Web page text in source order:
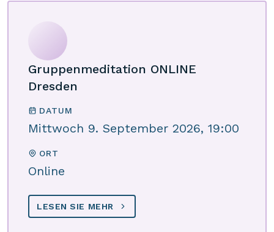
Gruppenmeditation ONLINE
Dresden
DATUM
Mittwoch 9. September 2026, 19:00
ORT
Online
LESEN SIE MEHR